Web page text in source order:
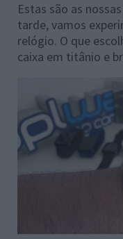
Estas são as
tarde, vamos
relógio. O que
caixa em titânio e